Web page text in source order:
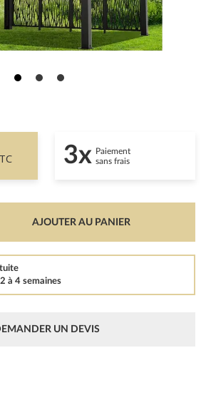
3x Paiement
sans frais
AJOUTER AU PANIER
à 4 semaines
UN DEVIS